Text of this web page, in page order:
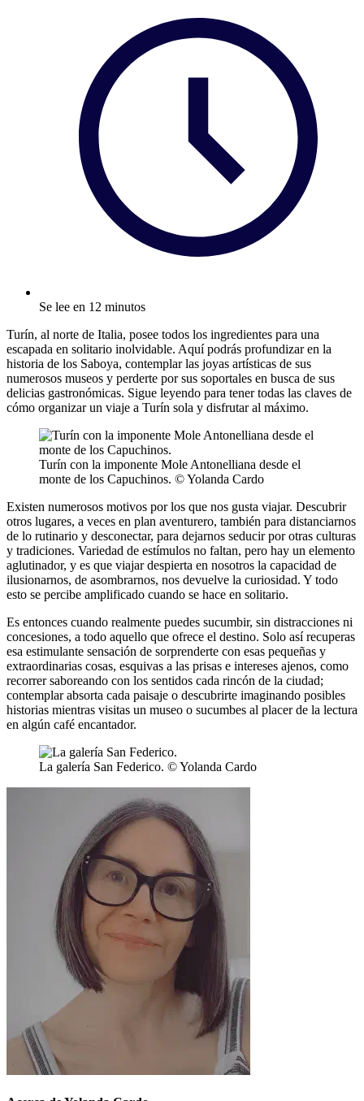
Se lee en 12 minutos
Turín, al norte de Italia, posee todos los ingredientes para una
escapada en solitario inolvidable. Aquí podrás profundizar en la
historia de los Saboya, contemplar las joyas artísticas de sus
numerosos museos y perderte por sus soportales en busca de sus
delicias gastronómicas. Sigue leyendo para tener todas las claves de
cómo organizar un viaje a Turín sola y disfrutar al máximo.
Turín con la imponente Mole Antonelliana desde el
monte de los Capuchinos. © Yolanda Cardo
Existen numerosos motivos por los que nos gusta viajar. Descubrir
otros lugares, a veces en plan aventurero, también para distanciarnos
de lo rutinario y desconectar, para dejarnos seducir por otras culturas
y tradiciones. Variedad de estímulos no faltan, pero hay un elemento
aglutinador, y es que viajar despierta en nosotros la capacidad de
ilusionarnos, de asombrarnos, nos devuelve la curiosidad. Y todo
esto se percibe amplificado cuando se hace en solitario.
Es entonces cuando realmente puedes sucumbir, sin distracciones ni
concesiones, a todo aquello que ofrece el destino. Solo así recuperas
esa estimulante sensación de sorprenderte con esas pequeñas y
extraordinarias cosas, esquivas a las prisas e intereses ajenos, como
recorrer saboreando con los sentidos cada rincón de la ciudad;
contemplar absorta cada paisaje o descubrirte imaginando posibles
historias mientras visitas un museo o sucumbes al placer de la lectura
en algún café encantador.
La galería San Federico. © Yolanda Cardo